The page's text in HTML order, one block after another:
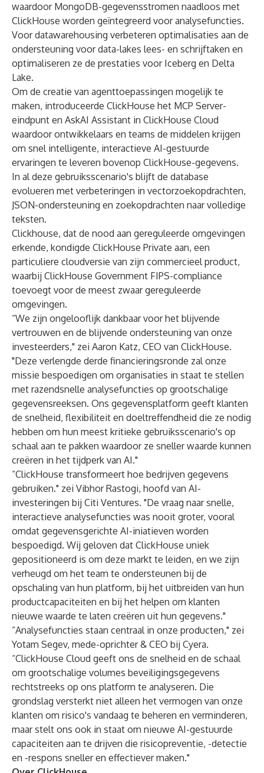
waardoor MongoDB-gegevensstromen naadloos met
ClickHouse worden geïntegreerd voor analysefuncties.
Voor datawarehousing verbeteren optimalisaties aan de
ondersteuning voor data-lakes lees- en schrijftaken en
optimaliseren ze de prestaties voor Iceberg en Delta
Lake.
Om de creatie van agenttoepassingen mogelijk te
maken, introduceerde ClickHouse het MCP Server-
eindpunt en AskAI Assistant in ClickHouse Cloud
waardoor ontwikkelaars en teams de middelen krijgen
om snel intelligente, interactieve AI-gestuurde
ervaringen te leveren bovenop ClickHouse-gegevens.
In al deze gebruiksscenario's blijft de database
evolueren met verbeteringen in vectorzoekopdrachten,
JSON-ondersteuning en zoekopdrachten naar volledige
teksten.
Clickhouse, dat de nood aan gereguleerde omgevingen
erkende, kondigde ClickHouse Private aan, een
particuliere cloudversie van zijn commercieel product,
waarbij ClickHouse Government FIPS-compliance
toevoegt voor de meest zwaar gereguleerde
omgevingen.
“We zijn ongelooflijk dankbaar voor het blijvende
vertrouwen en de blijvende ondersteuning van onze
investeerders," zei Aaron Katz, CEO van ClickHouse.
"Deze verlengde derde financieringsronde zal onze
missie bespoedigen om organisaties in staat te stellen
met razendsnelle analysefuncties op grootschalige
gegevensreeksen. Ons gegevensplatform geeft klanten
de snelheid, flexibiliteit en doeltreffendheid die ze nodig
hebben om hun meest kritieke gebruiksscenario's op
schaal aan te pakken waardoor ze sneller waarde kunnen
creëren in het tijdperk van AI."
“ClickHouse transformeert hoe bedrijven gegevens
gebruiken." zei Vibhor Rastogi, hoofd van AI-
investeringen bij Citi Ventures. "De vraag naar snelle,
interactieve analysefuncties was nooit groter, vooral
omdat gegevensgerichte AI-iniatieven worden
bespoedigd. Wij geloven dat ClickHouse uniek
gepositioneerd is om deze markt te leiden, en we zijn
verheugd om het team te ondersteunen bij de
opschaling van hun platform, bij het uitbreiden van hun
productcapaciteiten en bij het helpen om klanten
nieuwe waarde te laten creëren uit hun gegevens."
“Analysefuncties staan centraal in onze producten," zei
Yotam Segev, mede-oprichter & CEO bij Cyera.
“ClickHouse Cloud geeft ons de snelheid en de schaal
om grootschalige volumes beveiligingsgegevens
rechtstreeks op ons platform te analyseren. Die
grondslag versterkt niet alleen het vermogen van onze
klanten om risico's vandaag te beheren en verminderen,
maar stelt ons ook in staat om nieuwe AI-gestuurde
capaciteiten aan te drijven die risicopreventie, -detectie
en -respons sneller en effectiever maken."